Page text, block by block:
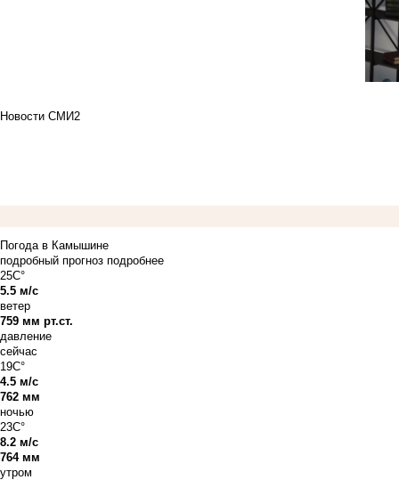
Новости СМИ2
Погода в Камышине
подробный прогноз подробнее
25C°
5.5 м/с
ветер
759 мм рт.ст.
давление
сейчас
19C°
4.5 м/с
762 мм
ночью
23C°
8.2 м/с
764 мм
утром